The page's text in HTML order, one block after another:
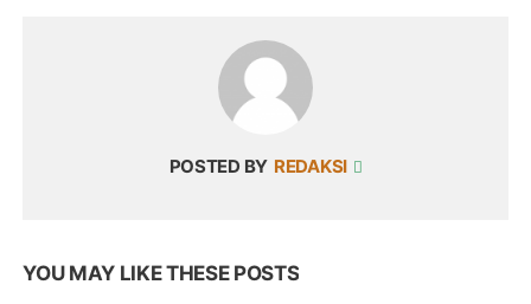
POSTED BY REDAKSI
YOU MAY LIKE THESE POSTS